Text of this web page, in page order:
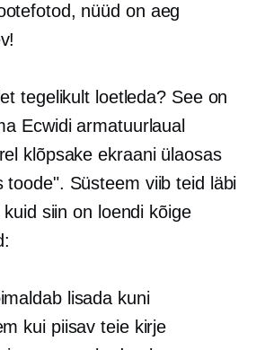
nüüd on aeg
tegelikult loetleda? See on
Ecwidi armatuurlaual
klõpsake ekraani ülaosas
toode". Süsteem viib teid läbi
kuid siin on loendi kõige
lisada kuni
kui piisav teie kirje